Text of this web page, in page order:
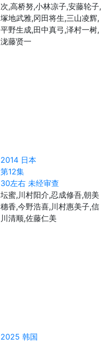
次,高桥努,小林凉子,安藤轮子,
塚地武雅,冈田将生,三山凌辉,
平野生成,田中真弓,泽村一树,
泷藤贤一
2014 日本
第12集
30左右 未经审查
坛蜜,川村阳介,忍成修吾,朝美
穗香,今野浩喜,川村惠美子,信
川清顺,佐藤仁美
2025 韩国